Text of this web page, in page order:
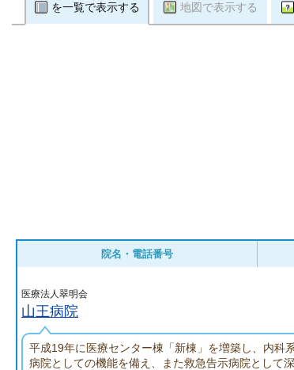
を一覧で表示する 地図で表示する
院名・電話番号
医療法人翠明会
山王病院
平成19年に医療センター棟「新棟」を増築し、内科
病院としての機能を備え、また救急告示病院として